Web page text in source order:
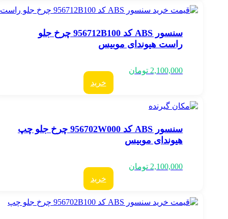
سنسور ABS کد 956712B100 چرخ جلو
راست هیوندای موبیس
2,100,000 تومان
خرید
سنسور ABS کد 956702W000 چرخ جلو چپ
هیوندای موبیس
2,100,000 تومان
خرید